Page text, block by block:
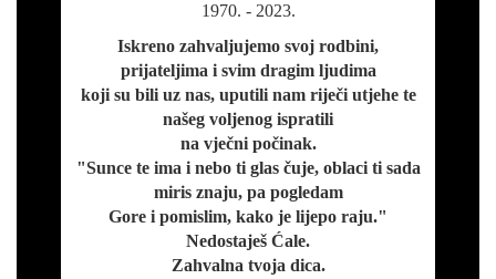
1970. - 2023.
Iskreno zahvaljujemo svoj rodbini,
prijateljima i svim dragim ljudima
koji su bili uz nas, uputili nam riječi utjehe te
našeg voljenog ispratili
na vječni počinak.
"Sunce te ima i nebo ti glas čuje, oblaci ti sada
miris znaju, pa pogledam
Gore i pomislim, kako je lijepo raju."
Nedostaješ Ćale.
Zahvalna tvoja dica.